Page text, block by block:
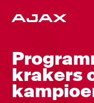
krakers